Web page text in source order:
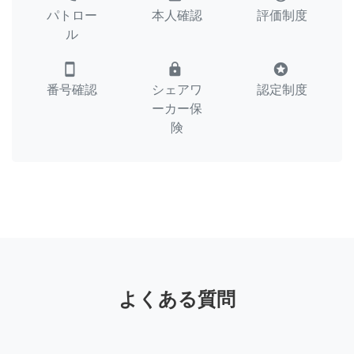
パトロー
ル
本人確認 評価制度
smartphone
番号確認
lock
シェアワ
ーカー保
険
stars
認定制度
よくある質問